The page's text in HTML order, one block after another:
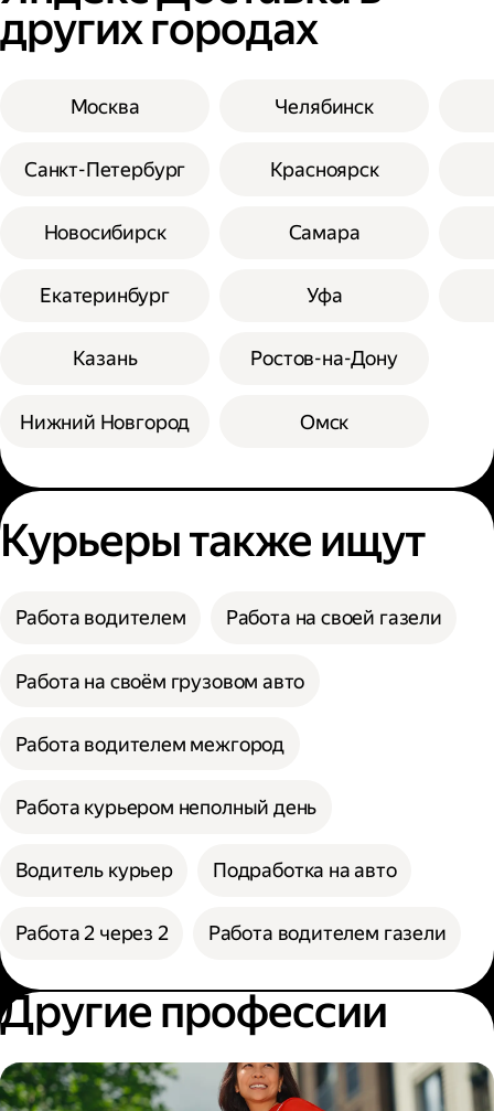
других городах
Москва
Санкт-Петербург
Новосибирск
Екатеринбург
Казань
Нижний Новгород
Челябинск
Красноярск
Самара
Уфа
Ростов-на-Дону
Омск
Курьеры также ищут
Работа водителем Работа на своей газели
Работа на своём грузовом авто
Работа водителем межгород
Работа курьером неполный день
Водитель курьер Подработка на авто
Работа 2 через 2 Работа водителем газели
Другие профессии